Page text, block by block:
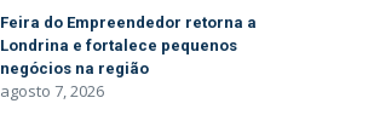
Feira do Empreendedor retorna a
Londrina e fortalece pequenos
negócios na região
agosto 7, 2026